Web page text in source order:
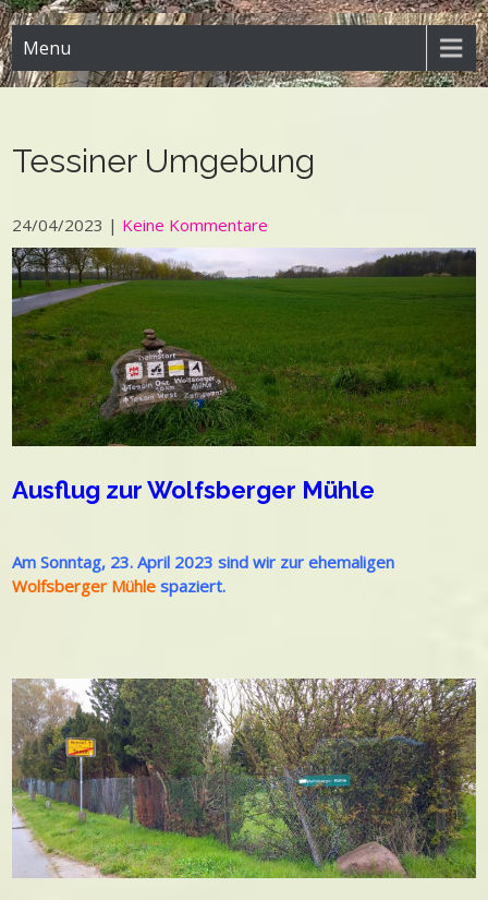
Menu
Tessiner Umgebung
24/04/2023 | Keine Kommentare
Ausflug zur Wolfsberger Mühle
Am Sonntag, 23. April 2023 sind wir zur ehemaligen
Wolfsberger Mühle spaziert.